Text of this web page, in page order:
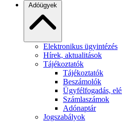
Adóügyek
Elektronikus ügyintézés
Hírek, aktualitások
Tájékoztatók
Tájékoztatók
Beszámolók
Ügyfélfogadás,
Számlaszámok
Adónaptár
Jogszabályok